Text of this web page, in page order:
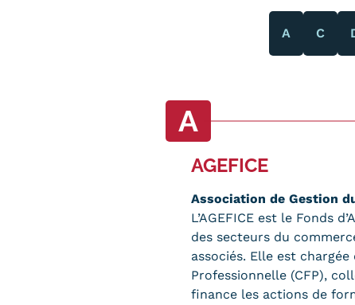
Formulaire de contact
CGV Cookies
A C
A
AGEFICE
Association de Gestion
L’AGEFICE est le Fonds
des secteurs du
associés. Elle est
Professionnelle (CFP),
finance les actions de